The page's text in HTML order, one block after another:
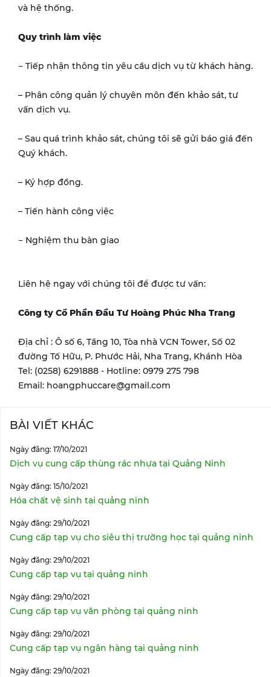
và hệ thống.
Quy trình làm việc
− Tiếp nhận thông tin yêu cầu dịch vụ từ khách hàng.
– Phân công quản lý chuyên môn đến khảo sát, tư
vấn dịch vụ.
– Sau quá trình khảo sát, chúng tôi sẽ gửi báo giá đến
Quý khách.
– Ký hợp đồng.
– Tiến hành công việc
− Nghiệm thu bàn giao
Liên hệ ngay với chúng tôi để được tư vấn:
Công ty Cổ Phần Đầu Tư Hoàng Phúc Nha Trang
Địa chỉ : Ô số 6, Tầng 10, Tòa nhà VCN Tower, Số 02
đường Tố Hữu, P. Phước Hải, Nha Trang, Khánh Hòa
Tel: (0258) 6291888 - Hotline: 0979 275 798
Email: hoangphuccare@gmail.com
BÀI VIẾT KHÁC
Ngày đăng: 17/10/2021
Dịch vụ cung cấp thùng rác nhựa tại Quảng Ninh
Ngày đăng: 15/10/2021
Hóa chất vệ sinh tại quảng ninh
Ngày đăng: 29/10/2021
Cung cấp tạp vụ cho siêu thị trường học tại quảng ninh
Ngày đăng: 29/10/2021
Cung cấp tạp vụ tại quảng ninh
Ngày đăng: 29/10/2021
Cung cấp tạp vụ văn phòng tại quảng ninh
Ngày đăng: 29/10/2021
Cung cấp tạp vụ ngân hàng tại quảng ninh
Ngày đăng: 29/10/2021